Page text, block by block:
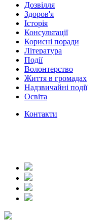
Дозвілля
Здоров'я
Історія
Консультації
Корисні поради
Література
Події
Волонтерство
Життя в громадах
Надзвичайні події
Освіта
Контакти